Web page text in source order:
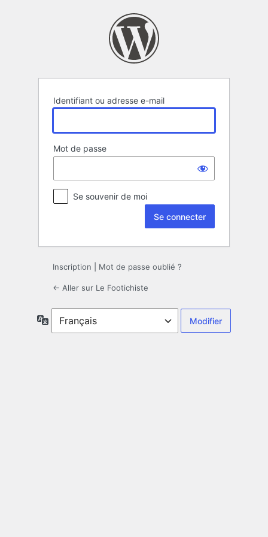
Identifiant ou adresse e-mail
Mot de passe
Se souvenir de moi
Inscription Mot de passe oublié ?
← Aller sur Le Footichiste
Langue